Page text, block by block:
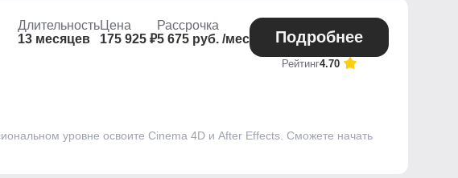
Длительность
13 месяцев
Цена
175 925 ₽
Рассрочка
5 675 руб. /мес
Подробнее
Рейтинг4.70
уровне освоите Cinema 4D и After Effects. Сможете начать